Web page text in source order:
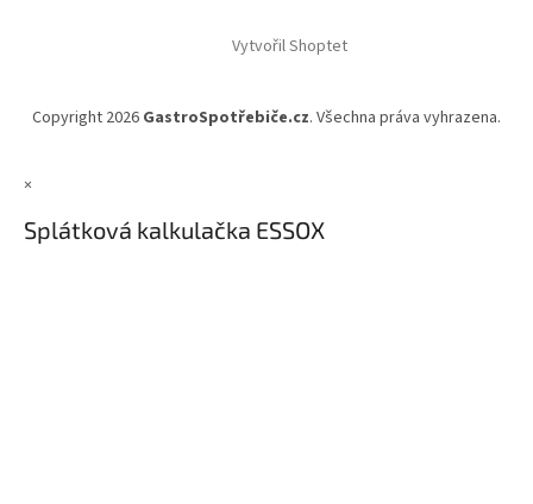
Vytvořil Shoptet
Copyright 2026 GastroSpotřebiče.cz. Všechna práva vyhrazena.
×
Splátková kalkulačka ESSOX